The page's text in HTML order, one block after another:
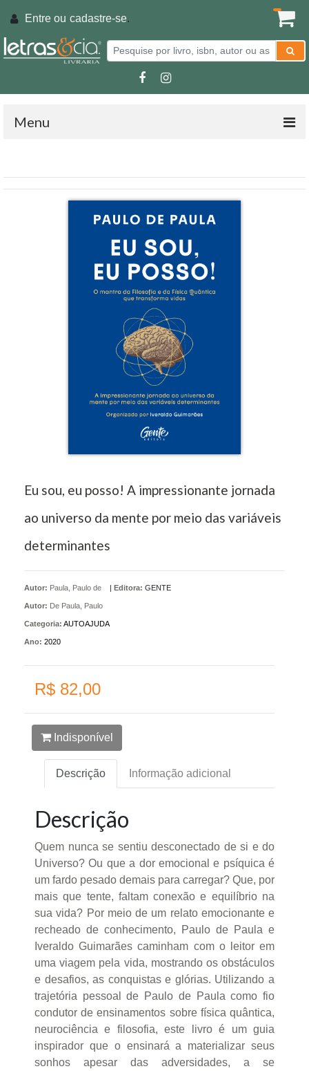
Entre ou cadastre-se.
Menu
Eu sou, eu posso! A impressionante jornada
ao universo da mente por meio das variáveis
determinantes
Autor: Paula, Paulo de
Autor: De Paula, Paulo
Editora: GENTE
Categoria: AUTOAJUDA
Ano: 2020
R$ 82,00
Indisponível
Descrição Informação adicional
Descrição
Quem nunca se sentiu desconectado de si e do
Universo? Ou que a dor emocional e psíquica é
um fardo pesado demais para carregar? Que, por
mais que tente, faltam conexão e equilíbrio na
sua vida? Por meio de um relato emocionante e
recheado de conhecimento, Paulo de Paula e
Iveraldo Guimarães caminham com o leitor em
uma viagem pela vida, mostrando os obstáculos
e desafios, as conquistas e glórias. Utilizando a
trajetória pessoal de Paulo de Paula como fio
condutor de ensinamentos sobre física quântica,
neurociência e filosofia, este livro é um guia
inspirador que o ensinará a materializar seus
sonhos apesar das adversidades, a se